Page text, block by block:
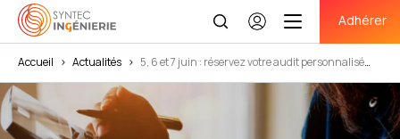
Se
connecter
Adhérer
Accueil > Actualités > 5, 6 et 7 juin : réservez votre audit personnalisé